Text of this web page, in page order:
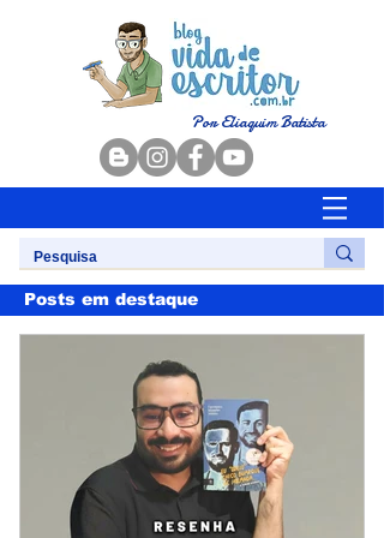
Por Eliaquim Batista
Posts em destaque